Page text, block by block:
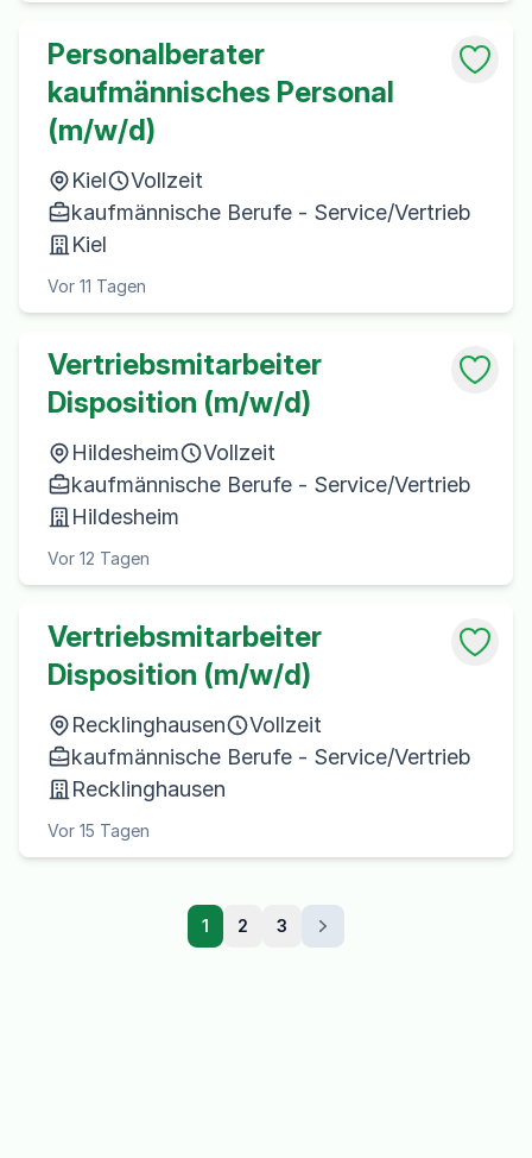
Personalberater
kaufmännisches Personal
(m/w/d)
Kiel
Vollzeit
kaufmännische Berufe - Service/Vertrieb
Kiel
Vor 11 Tagen
Vertriebsmitarbeiter
Disposition (m/w/d)
Hildesheim
Vollzeit
kaufmännische Berufe - Service/Vertrieb
Hildesheim
Vor 12 Tagen
Vertriebsmitarbeiter
Disposition (m/w/d)
Recklinghausen
Vollzeit
kaufmännische Berufe - Service/Vertrieb
Recklinghausen
Vor 15 Tagen
1 2 3
Weiter